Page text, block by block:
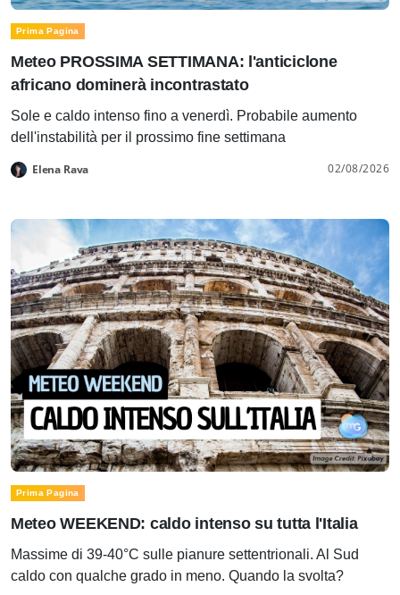
Prima Pagina
Meteo PROSSIMA SETTIMANA: l'anticiclone
africano dominerà incontrastato
Sole e caldo intenso fino a venerdì. Probabile aumento
dell'instabilità per il prossimo fine settimana
Elena Rava 02/08/2026
Prima Pagina
Meteo WEEKEND: caldo intenso su tutta l'Italia
Massime di 39-40°C sulle pianure settentrionali. Al Sud
caldo con qualche grado in meno. Quando la svolta?